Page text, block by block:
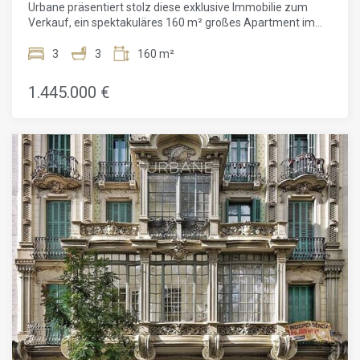
Sie uns noch heute, um einen Besichtigungstermin zu
vereinbaren und Ihr neues Zuhause in Barcelona zu
entdecken!
Urbane präsentiert stolz diese exklusive Immobilie zum
Verkauf, ein spektakuläres 160 m² großes Apartment im
Nähe des emblematischen Platzes Plaça Catalunya. Dieses
restaurierten modernistischen Gebäude, stellt eine solide
und attraktive Investitionsmöglichkeit dar, die nicht nur
vollständig mit exquisitem Geschmack renoviert und
möbliert, um Komfort und Luxus in jedem Detail zu bieten.
Das Highlight der Immobilie ist das geräumige Wohn- und
Esszimmer, das mit einer Designerküche von Arclinea
ausgestattet ist, komplett mit hochwertigen Gaggenau-
Geräten, die ein erstklassiges kulinarisches Erlebnis
garantieren. Darüber hinaus verfügt die Wohnung über
moderne Einrichtungen wie einen HD-Fernseher und eine
Glasfaser-Internetverbindung, die höchste Unterhaltung
und Konnektivität sicherstellen. Die Helligkeit spielt eine
zentrale Rolle in diesem Raum, dank der hohen Decken und
originalen hydraulischen Fliesen, die natürliches Licht
reflektieren und der Wohnung einen einzigartigen Charakter
verleihen. Sie umfasst drei Doppelzimmer mit
3 3 160 m²
1.445.000 €